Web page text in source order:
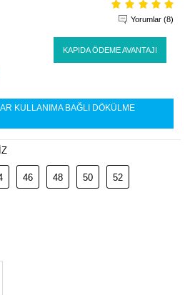
Yorumlar (8)
KAPIDA ÖDEME AVANTAJI
KULLANIMA BAĞLI DÖKÜLME
46 48 50 52